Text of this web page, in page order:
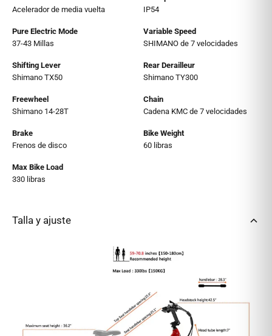
Acelerador de media vuelta
IP54
Pure Electric Mode
37-43 Millas
Variable Speed
SHIMANO de 7 velocidades
Shifting Lever
Shimano TX50
Rear Derailleur
Shimano TY300
Freewheel
Shimano 14-28T
Chain
Cadena KMC de 7 velocidades
Brake
Frenos de disco
Bike Weight
60 libras
Max Bike Load
330 libras
Talla y ajuste